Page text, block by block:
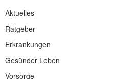
Aktuelles
Ratgeber
Erkrankungen
Gesünder Leben
Vorsorge